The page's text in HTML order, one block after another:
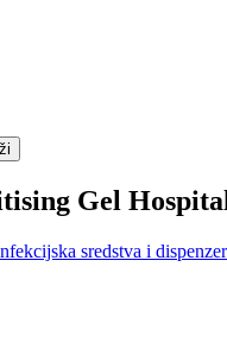
Gel
sredstva i